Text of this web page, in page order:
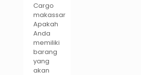
Cargo
makassar
Apakah
Anda
memiliki
barang
yang
akan